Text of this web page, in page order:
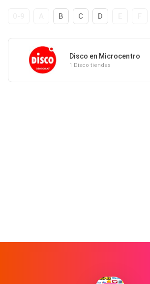
B C D
Disco en Microcentro
1 Disco tiendas